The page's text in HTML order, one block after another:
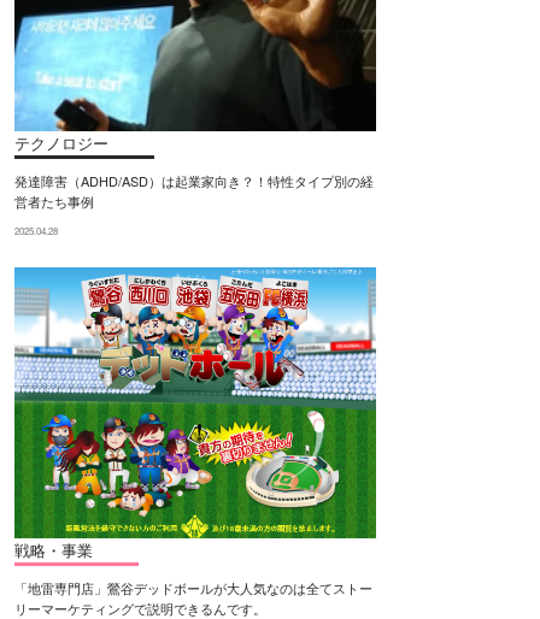
テクノロジー
発達障害（ADHD/ASD）は起業家向き？！特性タイプ別の経
営者たち事例
2025.04.28
戦略・事業
「地雷専門店」鶯谷デッドボールが大人気なのは全てストー
リーマーケティングで説明できるんです。